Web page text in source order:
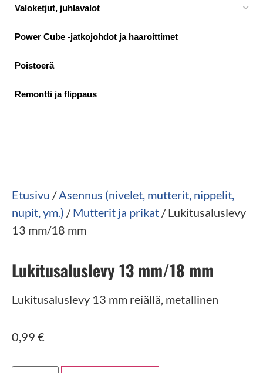
Valoketjut, juhlavalot
Power Cube -jatkojohdot ja haaroittimet
Poistoerä
Remontti ja flippaus
Etusivu /Asennus (nivelet, mutterit, nippelit,
nupit, ym.) /Mutterit ja prikat / Lukitusaluslevy
13 mm/18 mm
Lukitusaluslevy 13 mm/18 mm
Lukitusaluslevy 13 mm reiällä, metallinen
0,99 €